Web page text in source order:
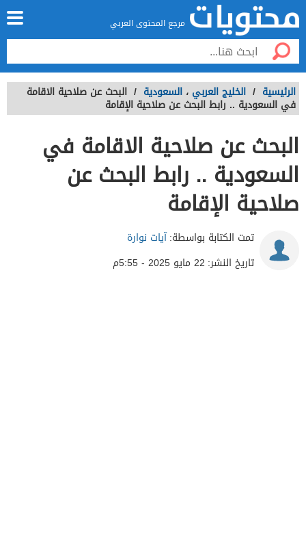
مرجع المحتوى العربي
الرئيسية / الخليج العربي ، السعودية / البحث عن صلاحية الاقامة
في السعودية .. رابط البحث عن صلاحية الإقامة
البحث عن صلاحية الاقامة في
السعودية .. رابط البحث عن
صلاحية الإقامة
تمت الكتابة بواسطة:آيات نوارة
تاريخ النشر: 22 مايو 2025 - 5:55م